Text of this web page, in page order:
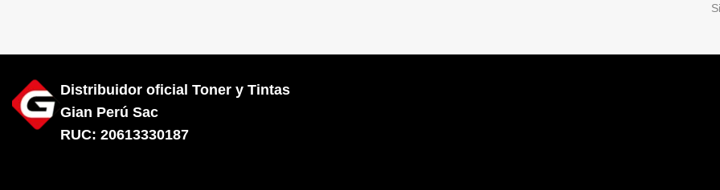
Distribuidor oficial Toner y Tintas
Gian Perú Sac
RUC: 20613330187